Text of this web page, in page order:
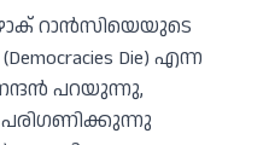
റാൻസിയെയുടെ
Die) എന്ന
പറയുന്നു,